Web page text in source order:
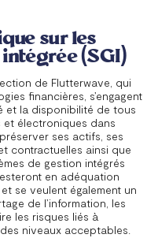
sur les
(SGI)
de Flutterwave, qui
financières, s’engagent
et la disponibilité de tous
électroniques dans
ses actifs, ses
contractuelles ainsi que
de gestion intégrés
en adéquation
se veulent également un
de l’information, les
les risques liés à
niveaux acceptables.